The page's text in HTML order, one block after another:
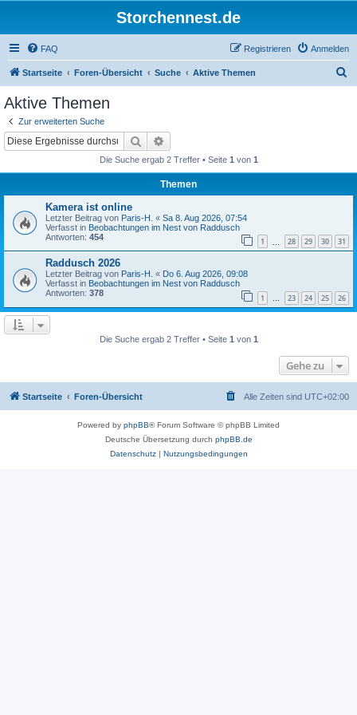
Storchennest.de
FAQ Anmelden
Registrieren
Startseite Foren-Übersicht Suche Aktive Themen
Aktive Themen
Zur erweiterten Suche
Suche
Die Suche ergab 2 Treffer • Seite 1 von 1
Themen
Kamera ist online
Letzter Beitrag von Paris-H. « Sa 8. Aug 2026, 07:54
Verfasst in Beobachtungen im Nest von Raddusch
Antworten: 454 1 28 29 30 31
Raddusch 2026
Letzter Beitrag von Paris-H. « Do 6. Aug 2026, 09:08
Verfasst in Beobachtungen im Nest von Raddusch
Antworten: 378 1 … 23 24 25 26
Die Suche ergab 2 Treffer • Seite 1 von 1
Gehe zu
Startseite Foren-Übersicht Alle Zeiten sind UTC+02:00
Powered by phpBB® Forum Software © phpBB Limited
Deutsche Übersetzung durch phpBB.de
Datenschutz| Nutzungsbedingungen